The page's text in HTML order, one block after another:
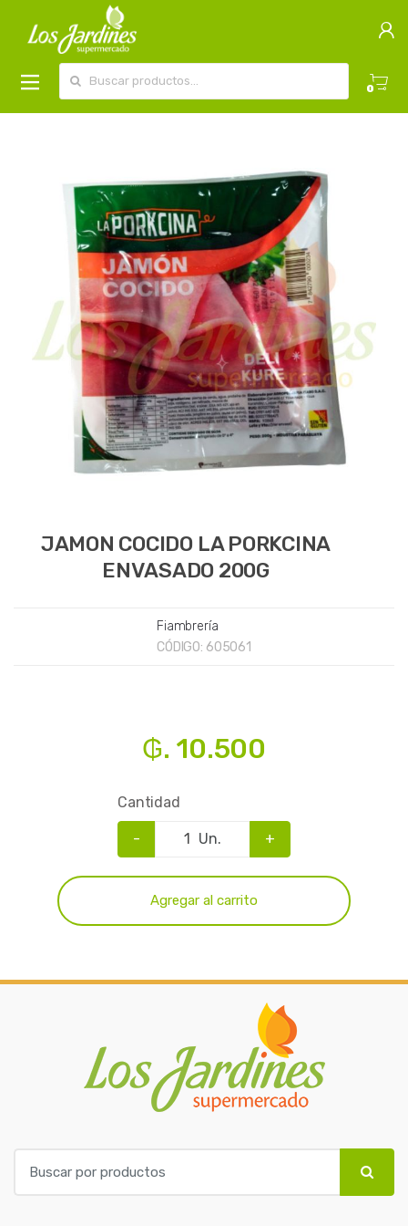
0
JAMON COCIDO LA PORKCINA
ENVASADO 200G
Fiambrería
CÓDIGO: 605061
₲. 10.500
Cantidad
- Un. +
Agregar al carrito